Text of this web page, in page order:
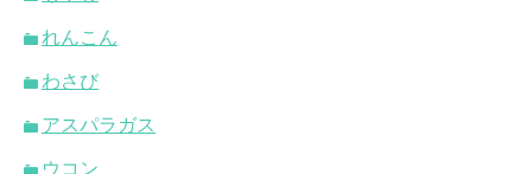
れんこん
わさび
アスパラガス
ウコン